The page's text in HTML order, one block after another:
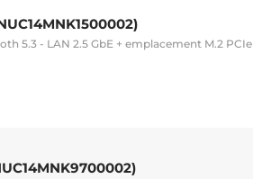
5.3 - LAN 2.5 GbE + emplacement M.2 PCIe